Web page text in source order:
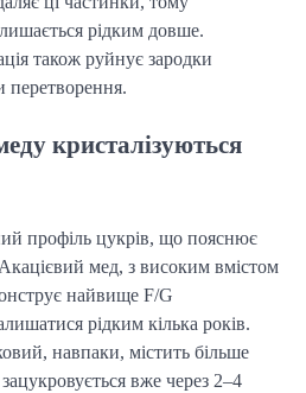
рідким довше.
також руйнує зародки
перетворення.
кристалізуються
профіль цукрів, що пояснює
Акацієвий мед, з високим вмістом
найвище F/G
рідким кілька років.
навпаки, містить більше
вже через 2–4